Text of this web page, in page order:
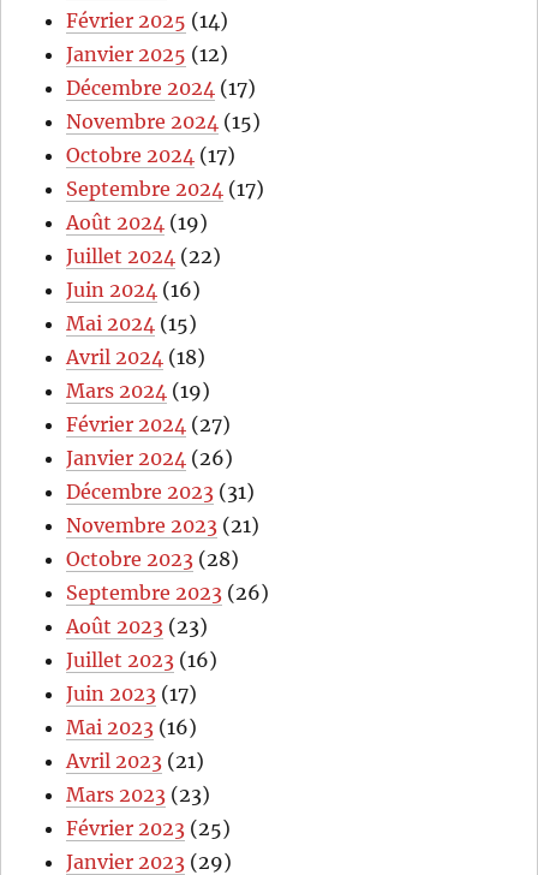
Février 2025 (14)
Janvier 2025 (12)
Décembre 2024 (17)
Novembre 2024 (15)
Octobre 2024 (17)
Septembre 2024 (17)
Août 2024 (19)
Juillet 2024 (22)
Juin 2024 (16)
Mai 2024 (15)
Avril 2024 (18)
Mars 2024 (19)
Février 2024 (27)
Janvier 2024 (26)
Décembre 2023 (31)
Novembre 2023 (21)
Octobre 2023 (28)
Septembre 2023 (26)
Août 2023 (23)
Juillet 2023 (16)
Juin 2023 (17)
Mai 2023 (16)
Avril 2023 (21)
Mars 2023 (23)
Février 2023 (25)
Janvier 2023 (29)